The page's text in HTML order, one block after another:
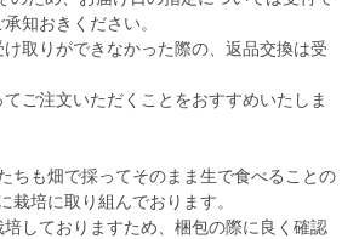
知おきください。
取りができなかった際の、返品交換は受
ご注文いただくことをおすすめいたしま
ちも畑で採ってそのまま生で食べることの
栽培に取り組んでおります。
しておりますため、梱包の際に良く確認